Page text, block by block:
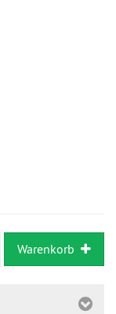
Warenkorb